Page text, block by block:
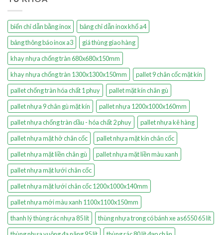
biển chỉ dẫn bằng inox
bảng chỉ dẫn inox khổ a4
bảng thông báo inox a3
giá thùng giao hàng
khay nhựa chống tràn 680x680x150mm
khay nhựa chống tràn 1300x1300x150mm
pallet 9 chân cốc mặt kín
pallet chống tràn hóa chất 1 phuy
pallet mặt kín chân gù
pallet nhựa 9 chân gù mặt kín
pallet nhựa 1200x1000x160mm
pallet nhựa chống tràn dầu - hóa chất 2 phuy
pallet nhựa kê hàng
pallet nhựa mặt hở chân cốc
pallet nhựa mặt kín chân cốc
pallet nhựa mặt liền chân gù
pallet nhựa mặt liền màu xanh
pallet nhựa mặt lưới chân cốc
pallet nhựa mặt lưới chân cốc 1200x1000x140mm
pallet nhựa mới màu xanh 1100x1100x150mm
thanh lý thùng rác nhựa 85 lít
thùng nhựa trong có bánh xe as6550 65 lít